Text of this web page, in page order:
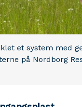
et system med
på Nordborg